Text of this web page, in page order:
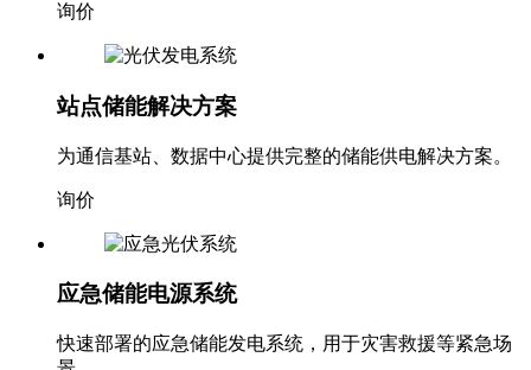
询价
站点储能解决方案
为通信基站、数据中心提供完整的储能供电解决方案。
询价
应急储能电源系统
快速部署的应急储能发电系统，用于灾害救援等紧急场